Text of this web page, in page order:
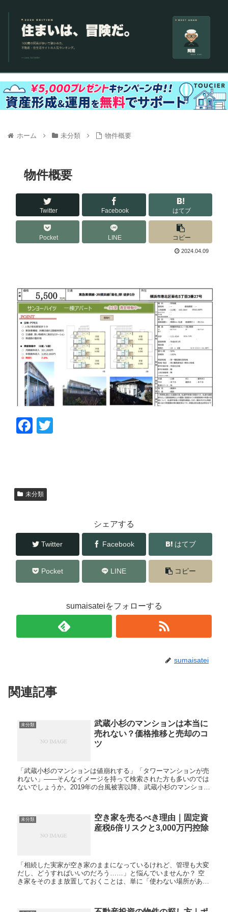
ホーム 未分類 物件概要
物件概要
Twitter Facebook はてブ
Pocket LINE コピー
2024.04.09
F
b
o
k
未分類
シェアする
Twitter Facebook はてブ
Pocket LINE コピー
sumaisateiをフォローする
sumaisatei
関連記事
未分類
武蔵小杉のマンションは本当に
売れない？価格推移と売却のコ
ツ
「武蔵小杉のマンションは値崩れする」「タワーマンションが売
れない」――そんなイメージを持って検索された方も多いのでは
ないでしょうか。2019年の台風被害以降、武蔵小杉のマンション
未分類
空き家を売るべき理由｜固定資
産税6倍リスクと3,000万円控除
「相続した実家が空き家のままになっているけれど、管理も大変
だし、どうすればいいのだろう……」と悩んでいませんか？ 空
き家をそのまま放置しておくことは、単に「使わない場所があ